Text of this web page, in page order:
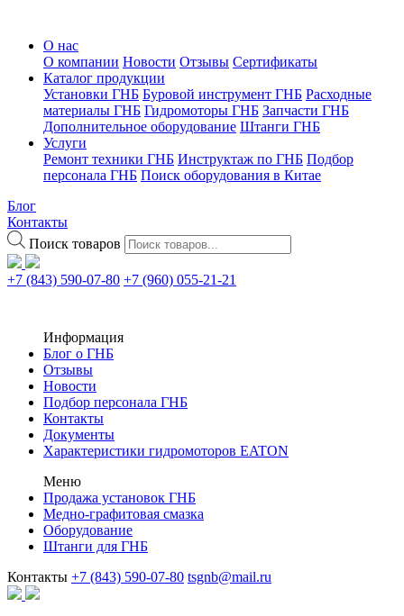
О нас
О компании Новости Отзывы Сертификаты
Каталог продукции
Установки ГНБ Буровой инструмент ГНБ Расходные
материалы ГНБ Гидромоторы ГНБ Запчасти ГНБ
Дополнительное оборудование Штанги ГНБ
Услуги
Ремонт техники ГНБ Инструктаж по ГНБ Подбор
персонала ГНБ Поиск оборудования в Китае
Блог
Контакты
Поиск товаров
+7 (843) 590-07-80 +7 (960) 055-21-21
Информация
Блог о ГНБ
Отзывы
Новости
Подбор персонала ГНБ
Контакты
Документы
Характеристики гидромоторов EATON
Меню
Продажа установок ГНБ
Медно-графитовая смазка
Оборудование
Штанги для ГНБ
Контакты +7 (843) 590-07-80 tsgnb@mail.ru